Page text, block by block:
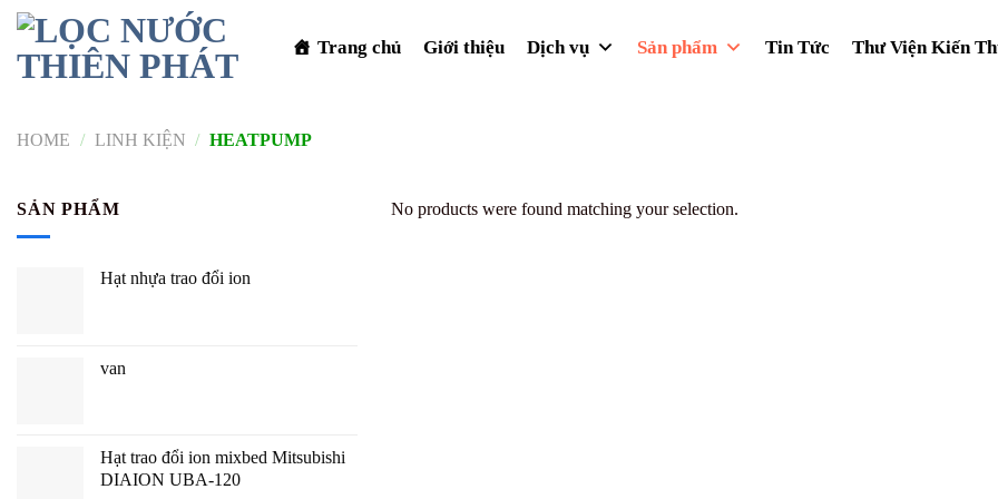
Skip
content
Trang chủ Giới thiệu Dịch vụ Sản phẩm Tin Tức Thư Viện Kiến
HOME / LINH KIỆN / HEATPUMP
SẢN PHẨM
Hạt nhựa trao đổi ion
van
Hạt trao đổi ion mixbed Mitsubishi
DIAION UBA-120
No products were found matching your selection.